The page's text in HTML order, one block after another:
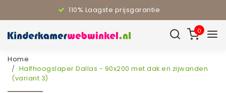
110% Laagste prijsgarantie
0
Home
Halfhoogslaper Dallas - 90x200 met dak en zijwanden
(variant 3)